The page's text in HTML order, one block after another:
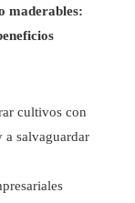
maderables:
cultivos con
a salvaguardar